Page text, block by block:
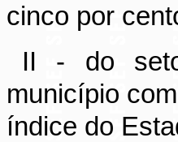
cinco por
II - do
município
índice do